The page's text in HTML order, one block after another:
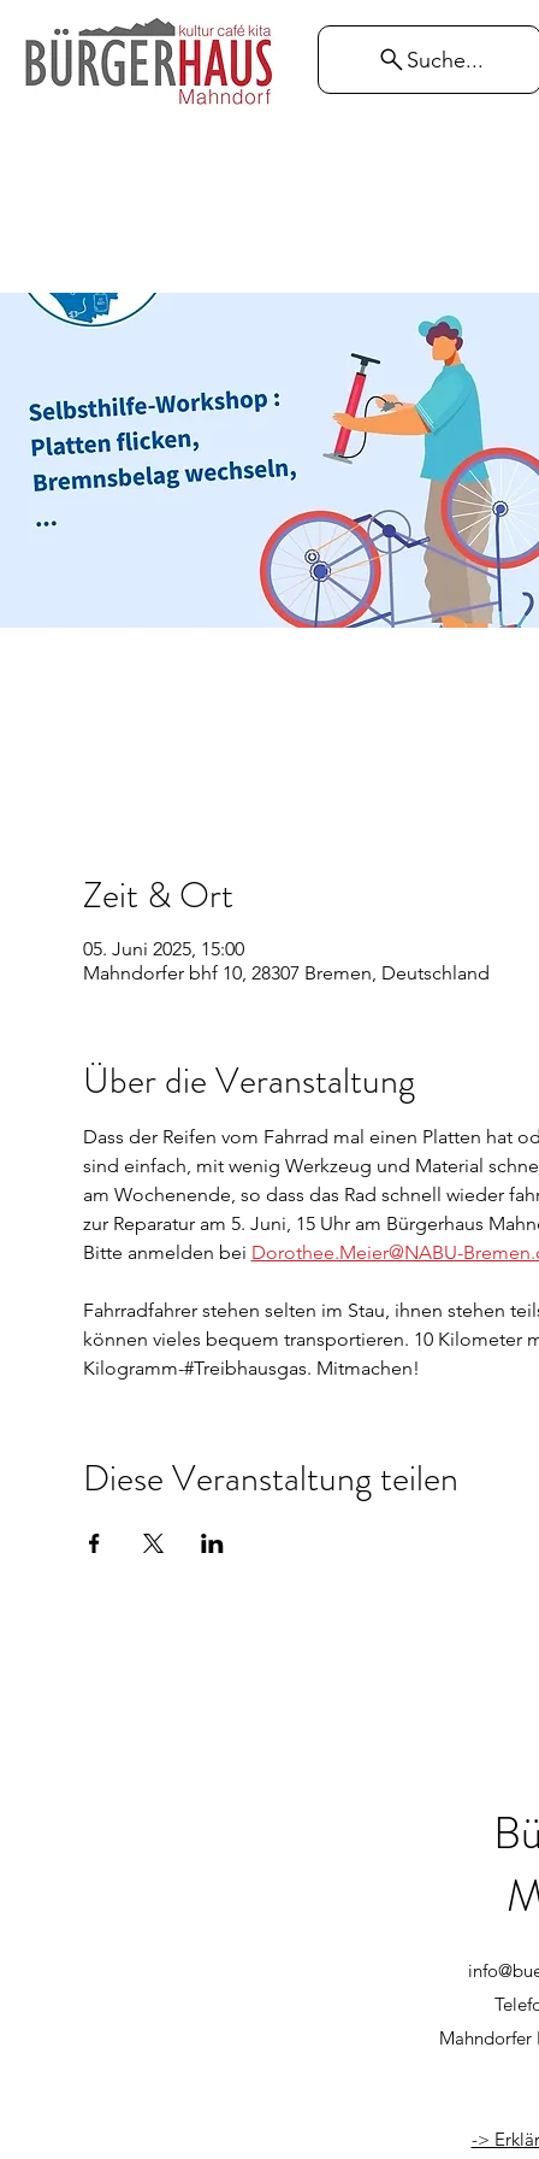
Suche...
Zeit & Ort
05. Juni 2025, 15:00
Mahndorfer bhf 10, 28307 Bremen, Deutschland
Über die Veranstaltung
Dass der Reifen vom Fahrrad mal einen Platten hat
sind einfach, mit wenig Werkzeug und Material
am Wochenende, so dass das Rad schnell wieder
zur Reparatur am 5. Juni, 15 Uhr am Bürgerhaus
Bitte anmelden bei Dorothee.Meier@NABU-
Fahrradfahrer stehen selten im Stau, ihnen stehen
können vieles bequem transportieren. 10 Kilometer
Kilogramm-#Treibhausgas. Mitmachen!
Diese Veranstaltung teilen
Mahndorfer
->